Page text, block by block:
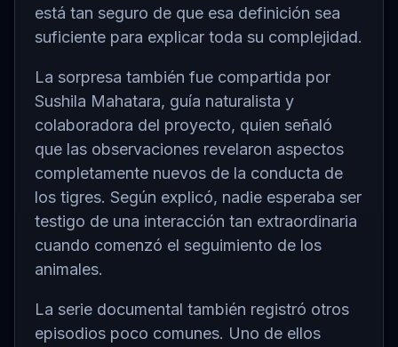
está tan seguro de que esa definición sea
suficiente para explicar toda su complejidad.
La sorpresa también fue compartida por
Sushila Mahatara, guía naturalista y
colaboradora del proyecto, quien señaló
que las observaciones revelaron aspectos
completamente nuevos de la conducta de
los tigres. Según explicó, nadie esperaba ser
testigo de una interacción tan extraordinaria
cuando comenzó el seguimiento de los
animales.
La serie documental también registró otros
episodios poco comunes. Uno de ellos